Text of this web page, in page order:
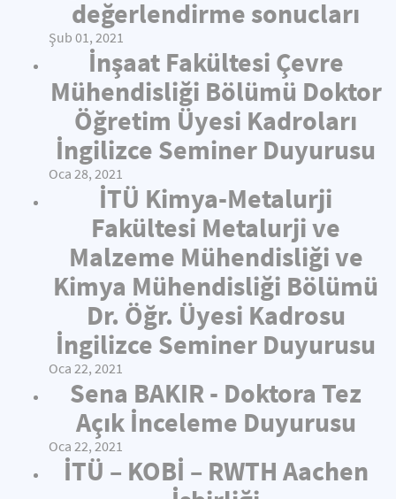
değerlendirme sonucları
Şub 01, 2021
İnşaat Fakültesi Çevre
Mühendisliği Bölümü Doktor
Öğretim Üyesi Kadroları
İngilizce Seminer Duyurusu
Oca 28, 2021
İTÜ Kimya-Metalurji
Fakültesi Metalurji ve
Malzeme Mühendisliği ve
Kimya Mühendisliği Bölümü
Dr. Öğr. Üyesi Kadrosu
İngilizce Seminer Duyurusu
Oca 22, 2021
Sena BAKIR - Doktora Tez
Açık İnceleme Duyurusu
Oca 22, 2021
İTÜ – KOBİ – RWTH Aachen